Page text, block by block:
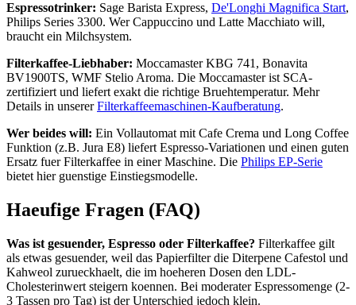
Espressotrinker: Sage Barista Express, De'Longhi Magnifica Start,
Philips Series 3300. Wer Cappuccino und Latte Macchiato will,
braucht ein Milchsystem.
Filterkaffee-Liebhaber: Moccamaster KBG 741, Bonavita
BV1900TS, WMF Stelio Aroma. Die Moccamaster ist SCA-
zertifiziert und liefert exakt die richtige Bruehtemperatur. Mehr
Details in unsererFilterkaffeemaschinen-Kaufberatung.
Wer beides will: Ein Vollautomat mit Cafe Crema und Long Coffee
Funktion (z.B. Jura E8) liefert Espresso-Variationen und einen guten
Ersatz fuer Filterkaffee in einer Maschine. Die Philips EP-Serie
bietet hier guenstige Einstiegsmodelle.
Haeufige Fragen (FAQ)
Was ist gesuender, Espresso oder Filterkaffee? Filterkaffee gilt
als etwas gesuender, weil das Papierfilter die Diterpene Cafestol und
Kahweol zurueckhaelt, die im hoeheren Dosen den LDL-
Cholesterinwert steigern koennen. Bei moderater Espressomenge (2-
3 Tassen pro Tag) ist der Unterschied jedoch klein.